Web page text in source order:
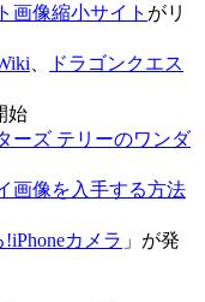
画像縮小サイト がリ
ドラゴンクエス
始
ーズ テリーのワンダ
画像を入手する方法
カメラ 」が発